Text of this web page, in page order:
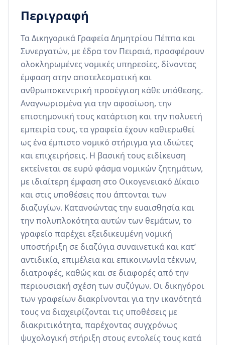
Περιγραφή
Τα Δικηγορικά Γραφεία Δημητρίου Πέππα και
Συνεργατών, με έδρα τον Πειραιά, προσφέρουν
ολοκληρωμένες νομικές υπηρεσίες, δίνοντας
έμφαση στην αποτελεσματική και
ανθρωποκεντρική προσέγγιση κάθε υπόθεσης.
Αναγνωρισμένα για την αφοσίωση, την
επιστημονική τους κατάρτιση και την πολυετή
εμπειρία τους, τα γραφεία έχουν καθιερωθεί
ως ένα έμπιστο νομικό στήριγμα για ιδιώτες
και επιχειρήσεις. Η βασική τους ειδίκευση
εκτείνεται σε ευρύ φάσμα νομικών ζητημάτων,
με ιδιαίτερη έμφαση στο Οικογενειακό Δίκαιο
και στις υποθέσεις που άπτονται των
διαζυγίων. Κατανοώντας την ευαισθησία και
την πολυπλοκότητα αυτών των θεμάτων, το
γραφείο παρέχει εξειδικευμένη νομική
υποστήριξη σε διαζύγια συναινετικά και κατ’
αντιδικία, επιμέλεια και επικοινωνία τέκνων,
διατροφές, καθώς και σε διαφορές από την
περιουσιακή σχέση των συζύγων. Οι δικηγόροι
των γραφείων διακρίνονται για την ικανότητά
τους να διαχειρίζονται τις υποθέσεις με
διακριτικότητα, παρέχοντας συγχρόνως
ψυχολογική στήριξη στους εντολείς τους κατά